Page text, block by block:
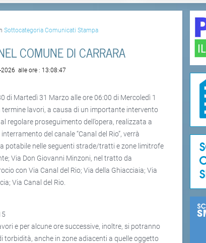
Sottocategoria Comunicati Stampa
COMUNE DI CARRARA
2026 alle ore : 13:08:47
di Martedì 31 Marzo alle ore 06:00 di Mercoledì 1
lavori, a causa di un importante intervento
regolare proseguimento dell’opera, realizzata a
del canale “Canal del Rio”, verrà
potabile nelle seguenti strade/tratti e zone limitrofe
Via Don Giovanni Minzoni, nel tratto da
con Via Canal del Rio; Via della Ghiacciaia; Via
Via Canal del Rio.
e per alcune ore successive, inoltre, si potranno
torbidità, anche in zone adiacenti a quelle oggetto